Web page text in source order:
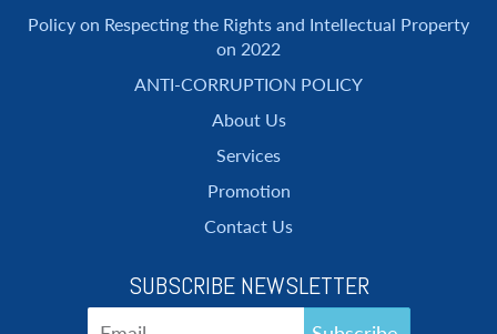
Policy on Respecting the Rights and Intellectual Property
on 2022
ANTI-CORRUPTION POLICY
About Us
Services
Promotion
Contact Us
SUBSCRIBE NEWSLETTER